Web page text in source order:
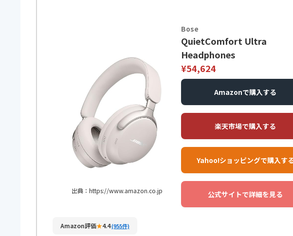
出典：https://www.amazon.co.jp
Bose
QuietComfort Ultra
Headphones
¥54,624
Amazonで購入する
楽天市場で購入する
Yahoo!ショッピングで購入す
公式サイトで詳細を見る
Amazon評価★4.4(955件)